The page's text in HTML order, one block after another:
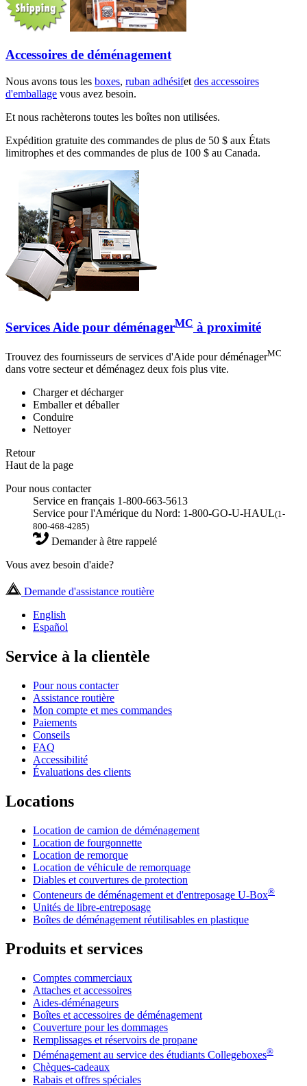
Accessoires de déménagement
Nous avons tous les boxes, ruban adhésifet des accessoires
d'emballage vous avez besoin.
Et nous rachèterons toutes les boîtes non utilisées.
Expédition gratuite des commandes de plus de 50 $ aux États
limitrophes et des commandes de plus de 100 $ au Canada.
Services Aide pour déménagerMC à proximité
Trouvez des fournisseurs de services d'Aide pour déménagerMC
dans votre secteur et déménagez deux fois plus vite.
Charger et décharger
Emballer et déballer
Conduire
Nettoyer
Retour
Haut de la page
Pour nous contacter
Service en français 1-800-663-5613
Service pour l'Amérique du Nord: 1-800-GO-U-HAUL(1-
800-468-4285)
Demander à être rappelé
Vous avez besoin d'aide?
Demande d'assistance routière
English
Español
Service à la clientèle
Pour nous contacter
Assistance routière
Mon compte et mes commandes
Paiements
Conseils
FAQ
Accessibilité
Évaluations des clients
Locations
Location de camion de déménagement
Location de fourgonnette
Location de remorque
Location de véhicule de remorquage
Diables et couvertures de protection
Conteneurs de déménagement et d'entreposage U-Box®
Unités de libre-entreposage
Boîtes de déménagement réutilisables en plastique
Produits et services
Comptes commerciaux
Attaches et accessoires
Aides-déménageurs
Boîtes et accessoires de déménagement
Couverture pour les dommages
Remplissages et réservoirs de propane
Déménagement au service des étudiants Collegeboxes®
Chèques-cadeaux
Rabais et offres spéciales